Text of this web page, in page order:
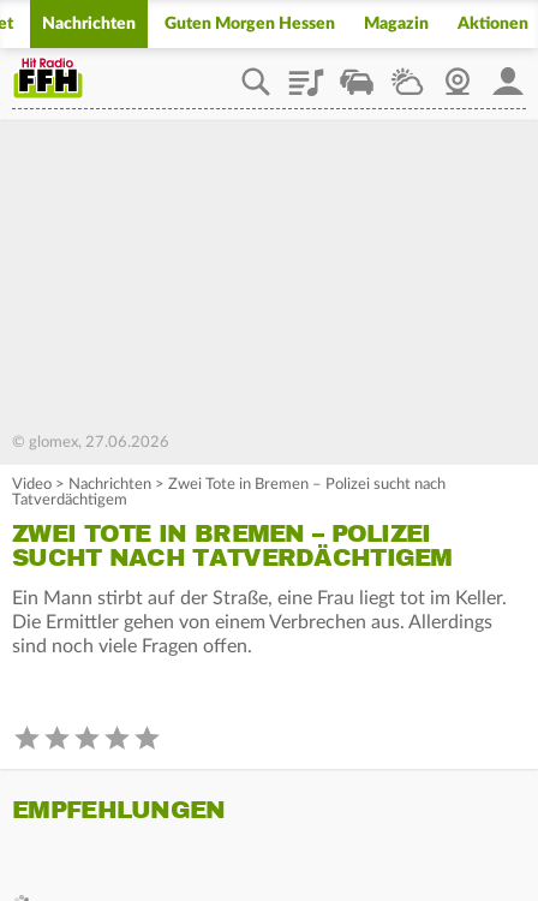
Nachrichten Guten Morgen Hessen Magazin Aktionen
PlaylistStaupilotWetterWebcam
© glomex, 27.06.2026
Video > Nachrichten > Zwei Tote in Bremen – Polizei sucht nach
Tatverdächtigem
ZWEI TOTE IN BREMEN – POLIZEI
SUCHT NACH TATVERDÄCHTIGEM
Ein Mann stirbt auf der Straße, eine Frau liegt tot im Keller.
Die Ermittler gehen von einem Verbrechen aus. Allerdings
sind noch viele Fragen offen.
EMPFEHLUNGEN